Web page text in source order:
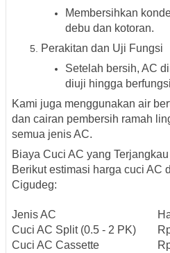
Membersihkan
debu dan kotoran.
Perakitan dan Uji Fungsi
Setelah bersih, AC
diuji hingga
Kami juga menggunakan air
dan cairan pembersih ramah
semua jenis AC.
Biaya Cuci AC yang Terjangkau
Berikut estimasi harga cuci AC
Cigudeg:
Jenis AC
Cuci AC Split (0.5 - 2 PK)
Cuci AC Cassette